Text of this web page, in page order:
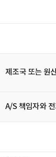
제조국 또는 원
A/S 책임자와